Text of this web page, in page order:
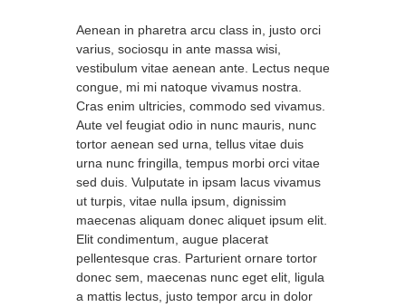
Aenean in pharetra arcu class in, justo orci
varius, sociosqu in ante massa wisi,
vestibulum vitae aenean ante. Lectus neque
congue, mi mi natoque vivamus nostra.
Cras enim ultricies, commodo sed vivamus.
Aute vel feugiat odio in nunc mauris, nunc
tortor aenean sed urna, tellus vitae duis
urna nunc fringilla, tempus morbi orci vitae
sed duis. Vulputate in ipsam lacus vivamus
ut turpis, vitae nulla ipsum, dignissim
maecenas aliquam donec aliquet ipsum elit.
Elit condimentum, augue placerat
pellentesque cras. Parturient ornare tortor
donec sem, maecenas nunc eget elit, ligula
a mattis lectus, justo tempor arcu in dolor